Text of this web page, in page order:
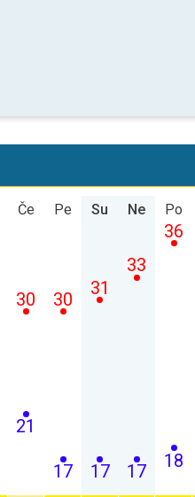
Če
21
30
Pe
17
30
Su
17
31
Ne
17
33
Po
18
36